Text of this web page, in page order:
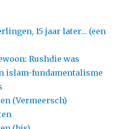
15 jaar later… (een
Rushdie was
islam-fundamentalisme
(Vermeersch)